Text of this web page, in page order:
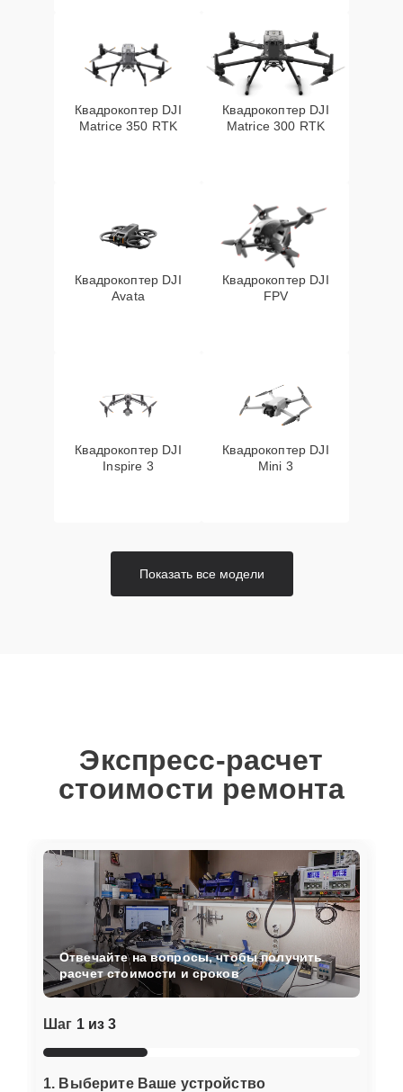
Квадрокоптер DJI
Matrice 350 RTK
Квадрокоптер DJI
Matrice 300 RTK
Квадрокоптер DJI
Avata
Квадрокоптер DJI
FPV
Квадрокоптер DJI
Inspire 3
Квадрокоптер DJI
Mini 3
Показать все модели
Экспресс-расчет
стоимости ремонта
Шаг 1 из 3
1. Выберите Ваше устройство
Отвечайте на вопросы, чтобы получить
расчет стоимости и сроков